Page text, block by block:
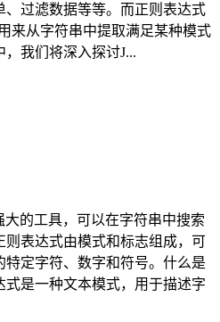
、过滤数据等等。而正则表达式
来从字符串中提取满足某种模式
我们将深入探讨J...
大的工具，可以在字符串中搜索
则表达式由模式和标志组成，可
特定字符、数字和符号。什么是
式是一种文本模式，用于描述字